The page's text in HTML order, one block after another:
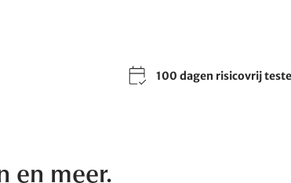
100 dagen risicovrij
en meer.